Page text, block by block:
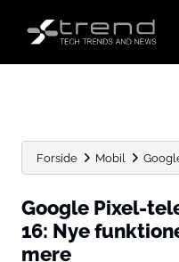
Forside Mobil
Google Pixel-
16: Nye
mere